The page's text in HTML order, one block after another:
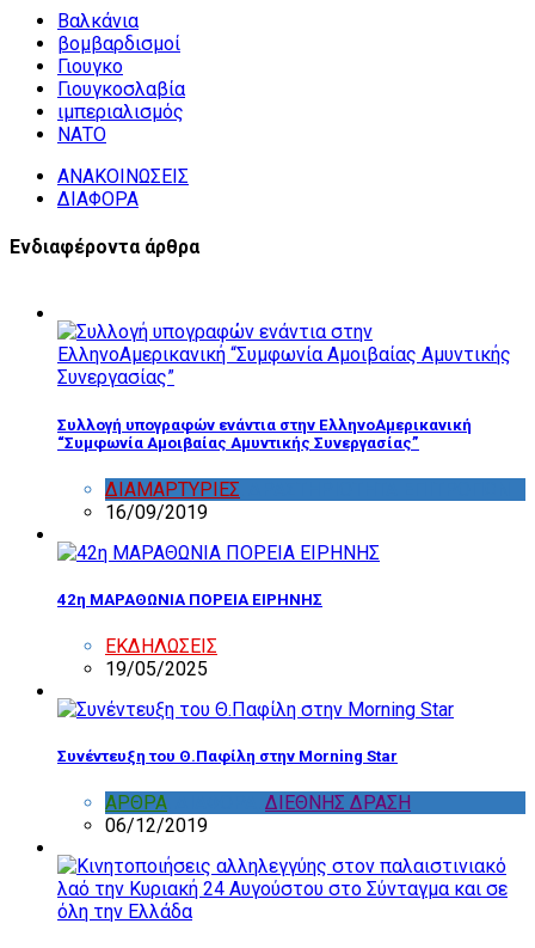
Βαλκάνια
βομβαρδισμοί
Γιουγκο
Γιουγκοσλαβία
ιμπεριαλισμός
ΝΑΤΟ
ΑΝΑΚΟΙΝΩΣΕΙΣ
ΔΙΑΦΟΡΑ
Ενδιαφέροντα άρθρα
Συλλογή υπογραφών ενάντια στην ΕλληνοΑμερικανική
“Συμφωνία Αμοιβαίας Αμυντικής Συνεργασίας”
ΔΙΑΜΑΡΤΥΡΙΕΣ
16/09/2019
42η ΜΑΡΑΘΩΝΙΑ ΠΟΡΕΙΑ ΕΙΡΗΝΗΣ
ΕΚΔΗΛΩΣΕΙΣ
19/05/2025
Συνέντευξη του Θ.Παφίλη στην Morning Star
ΑΡΘΡΑ
ΔΙΕΘΝΗΣ ΔΡΑΣΗ
06/12/2019